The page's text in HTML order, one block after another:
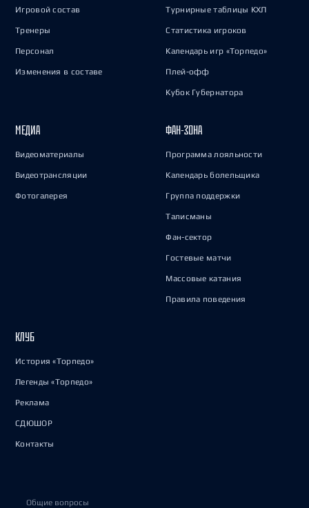
Игровой состав
Тренеры
Персонал
Изменения в составе
Турнирные таблицы КХЛ
Статистика игроков
Календарь игр «Торпедо»
Плей-офф
Кубок Губернатора
МЕДИА
Видеоматериалы
Видеотрансляции
Фотогалерея
ФАН-ЗОНА
Программа лояльности
Календарь болельщика
Группа поддержки
Талисманы
Фан-сектор
Гостевые матчи
Массовые катания
Правила поведения
КЛУБ
История «Торпедо»
Легенды «Торпедо»
Реклама
СДЮШОР
Контакты
Общие вопросы